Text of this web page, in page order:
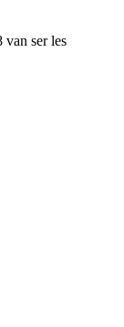
van ser les